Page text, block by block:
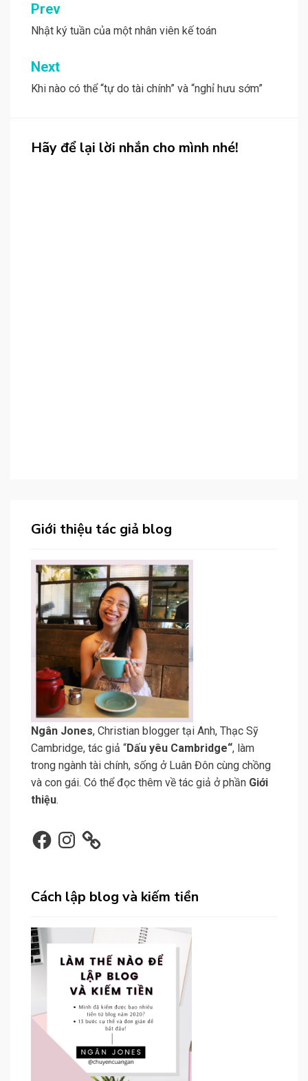
Post
navigation
Prev
Nhật ký tuần của một nhân viên kế toán
Next
Khi nào có thể “tự do tài chính” và “nghỉ hưu sớm”
Hãy để lại lời nhắn cho mình nhé!
Giới thiệu tác giả blog
N gân Jones, Christian blogger tại Anh, Thạc Sỹ
Cambridge, tác giả “Dấu yêu Cambridge“, làm
trong ngành tài chính, sống ở Luân Đôn cùng chồng
và con gái. Có thể đọc thêm về tác giả ở phần Giới
thiệu.
FacebookInstagram
Cách lập blog và kiếm tiền